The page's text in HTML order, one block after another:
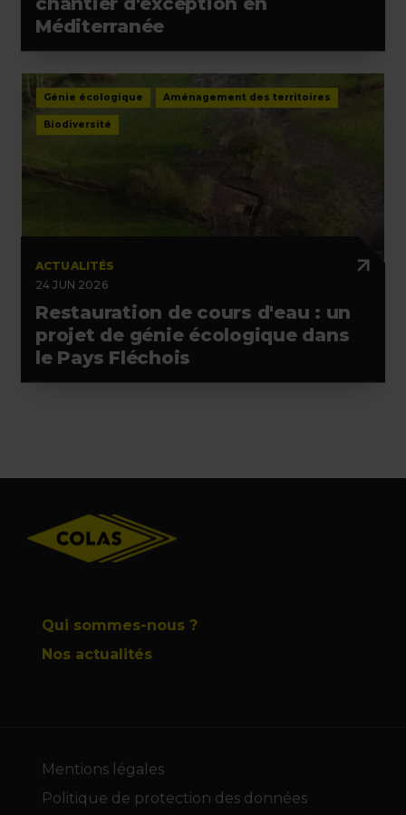
Méditerranée
Génie écologique Aménagement des territoires
Biodiversité
ACTUALITÉS
24 JUN 2026
Restauration de cours d'eau : un
projet de génie écologique dans
le Pays Fléchois
Qui sommes-nous ?
Nos actualités
Mentions légales
Politique de protection des données